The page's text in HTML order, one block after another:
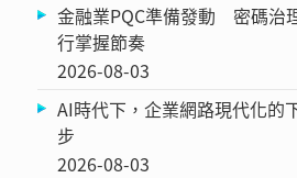
金融業PQC準備發動 密碼治
行掌握節奏
2026-08-03
AI時代下，企業網路現代化的
步
2026-08-03